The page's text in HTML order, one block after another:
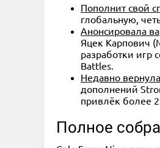
Сумерки Венеции
1 490 ₽
Венецианская
4 990 ₽
Уведомить о
Пополнит свой
глобальную,
Анонсировала
Яцек Карпович
разработки игр
Battles.
Недавно
дополнений
привлёк более
Полное